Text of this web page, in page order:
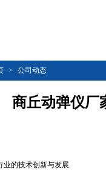
> 公司动态
商丘动弹仪厂
的技术创新与发展